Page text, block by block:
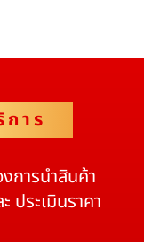
การ
การนำสินค้า
ประเมินราคา